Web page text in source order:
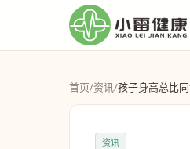
首页/资讯/孩子身高总比
资讯